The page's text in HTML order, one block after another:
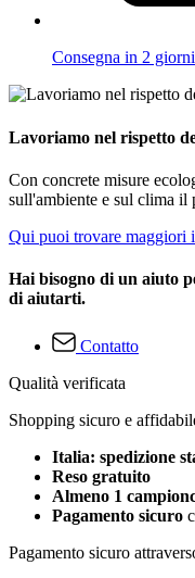
Consegna in 2 giorni
Lavoriamo nel rispetto
Con concrete misure
sull'ambiente e sul clima il
Qui puoi trovare maggiori
Hai bisogno di un aiuto
di aiutarti.
Contatto
Qualità verificata
Shopping sicuro e
Italia: spedizione
Reso gratuito
Almeno 1
Pagamento sicuro
Pagamento sicuro